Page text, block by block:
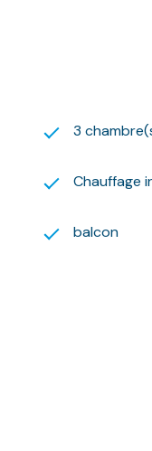
sur notre site
378 euros. Prix
3
Chauffage
balcon